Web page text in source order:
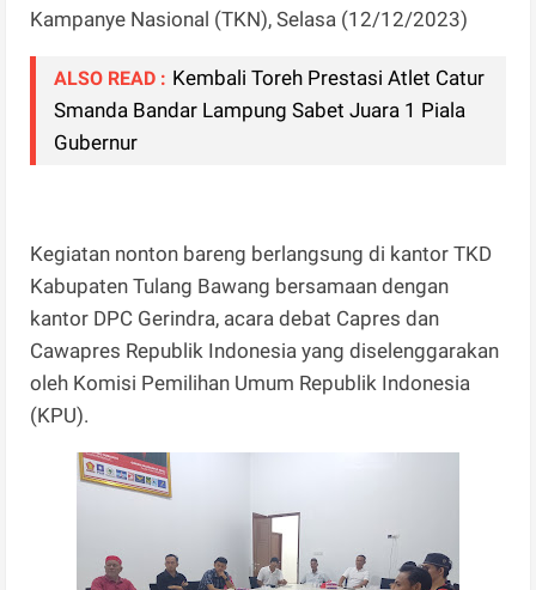
Kampanye Nasional (TKN), Selasa (12/12/2023)
ALSO READ : Kembali Toreh Prestasi Atlet Catur
Smanda Bandar Lampung Sabet Juara 1 Piala
Gubernur
Kegiatan nonton bareng berlangsung di kantor TKD
Kabupaten Tulang Bawang bersamaan dengan
kantor DPC Gerindra, acara debat Capres dan
Cawapres Republik Indonesia yang diselenggarakan
oleh Komisi Pemilihan Umum Republik Indonesia
(KPU).